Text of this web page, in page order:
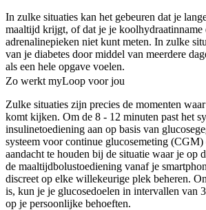
In zulke situaties kan het gebeuren dat je
maaltijd krijgt, of dat je je koolhydraatinname
adrenalinepieken niet kunt meten. In zulke
van je diabetes door middel van meerdere
als een hele opgave voelen.
Zo werkt myLoop voor jou
Zulke situaties zijn precies de momenten
komt kijken. Om de 8 - 12 minuten past het
insulinetoediening aan op basis van
systeem voor continue glucosemeting (CGM)
aandacht te houden bij de situatie waar je op
de maaltijdbolustoediening vanaf je
discreet op elke willekeurige plek beheren.
is, kun je je glucosedoelen in intervallen van
op je persoonlijke behoeften.